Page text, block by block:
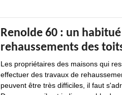
Renolde 60 : un
rehaussements des
Les propriétaires des maisons qui
effectuer des travaux de
peuvent être très difficiles, il faut